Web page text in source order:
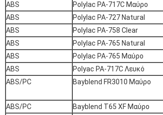
ABS
Polylac PA-717C Μαύρο
ABS
Polylac PA-727 Natural
ABS
Polylac PA-758 Clear
ABS
Polylac PA-765 Natural
ABS
Polylac PA-765 Μαύρο
ABS
Polyac PA-717C Λευκό
ABS/PC
Bayblend FR3010 Μαύρο
ABS/PC
Bayblend T65 XF Μαύρο